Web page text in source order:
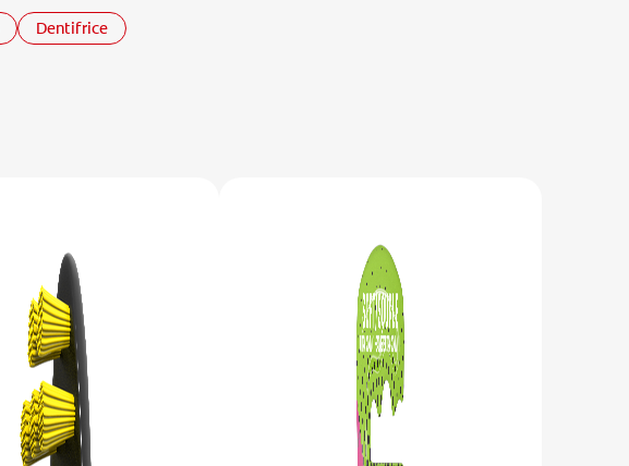
Dentifrice